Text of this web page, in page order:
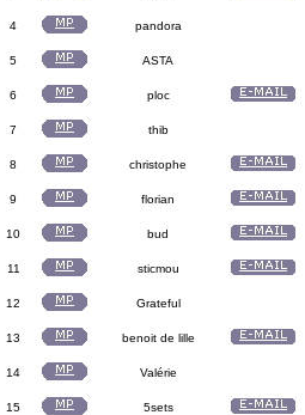
4 pandora
5 ASTA
6 ploc
7 thib
8 christophe
9 florian
10 bud
11 sticmou
12 Grateful
13 benoit de lille
14 Valérie
15 5sets